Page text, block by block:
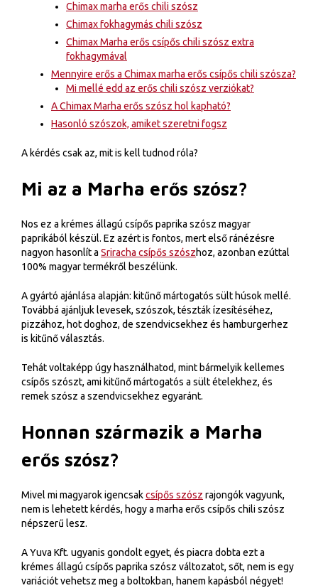
Chimax marha erős chili szósz
Chimax fokhagymás chili szósz
Chimax Marha erős csípős chili szósz extra
fokhagymával
Mennyire erős a Chimax marha erős csípős chili szósza?
Mi mellé edd az erős chili szósz verziókat?
A Chimax Marha erős szósz hol kapható?
Hasonló szószok, amiket szeretni fogsz
A kérdés csak az, mit is kell tudnod róla?
Mi az a Marha erős szósz?
Nos ez a krémes állagú csípős paprika szósz magyar
paprikából készül. Ez azért is fontos, mert első ránézésre
nagyon hasonlít a Sriracha csípős szószhoz, azonban ezúttal
100% magyar termékről beszélünk.
A gyártó ajánlása alapján: kitűnő mártogatós sült húsok mellé.
Továbbá ajánljuk levesek, szószok, tészták ízesítéséhez,
pizzához, hot doghoz, de szendvicsekhez és hamburgerhez
is kitűnő választás.
Tehát voltaképp úgy használhatod, mint bármelyik kellemes
csípős szószt, ami kitűnő mártogatós a sült ételekhez, és
remek szósz a szendvicsekhez egyaránt.
Honnan származik a Marha
erős szósz?
Mivel mi magyarok igencsakcsípős szósz rajongók vagyunk,
nem is lehetett kérdés, hogy a marha erős csípős chili szósz
népszerű lesz.
A Yuva Kft. ugyanis gondolt egyet, és piacra dobta ezt a
krémes állagú csípős paprika szósz változatot, sőt, nem is egy
variációt vehetsz meg a boltokban, hanem kapásból négyet!